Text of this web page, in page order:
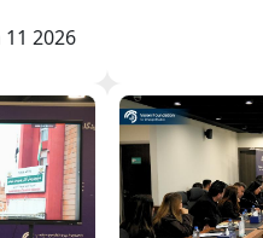
11 2026